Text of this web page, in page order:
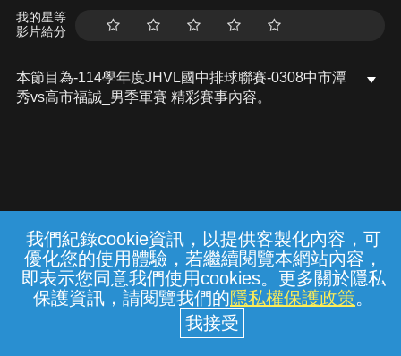
我們紀錄cookie資訊，以提供客製化內容，可
優化您的使用體驗，若繼續閱覽本網站內容，
即表示您同意我們使用cookies。更多關於隱私
保護資訊，請閱覽我們的隱私權保護政策。
我的星等
影片給分
本節目為-114學年度JHVL國中排球聯賽-0308中市潭
秀vs高市福誠_男季軍賽 精彩賽事內容。
常見問題 線上客服 服務條款 隱私權保護
中華電信股份有限公司個人家庭分公司
(統一編號：96979949) © 2026
{{notifyMsg}}